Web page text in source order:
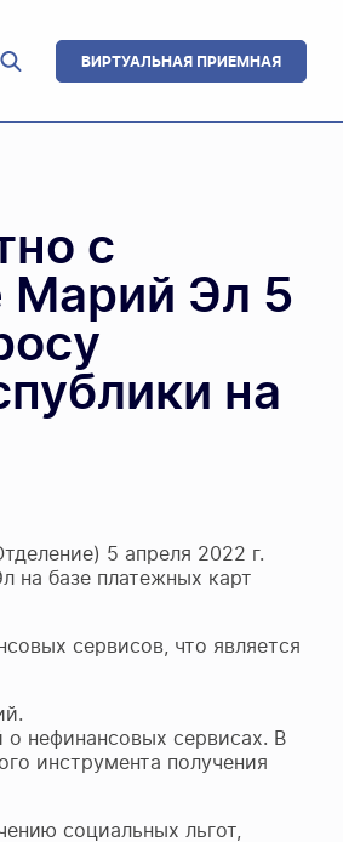
ВИРТУАЛЬНАЯ ПРИЕМНАЯ
с
Марий Эл 5
на
5 апреля 2022 г.
на базе платежных карт
сервисов, что является
нефинансовых сервисах. В
инструмента получения
социальных льгот,